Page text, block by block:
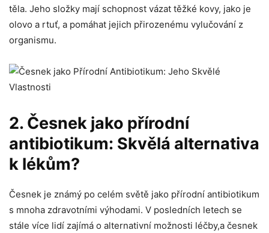
těla.⁢ Jeho složky ⁣mají schopnost vázat těžké kovy,‍ jako je⁤
olovo ​a rtuť, a ‍pomáhat jejich přirozenému vylučování z
organismu.
2. Česnek ​jako přírodní
antibiotikum: Skvělá alternativa⁤
k⁤ lékům?
Česnek je známý po⁤ celém světě jako přírodní antibiotikum
s mnoha zdravotními výhodami. V posledních letech se ​
stále více⁤ lidí zajímá o alternativní ​možnosti léčby,a česnek